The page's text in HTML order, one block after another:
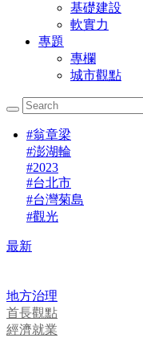
基礎建設
軟實力
專題
專欄
城市觀點
#翁章梁
#澎湖輪
#2023
#台北市
#台灣菊島
#觀光
最新
地方治理
首長觀點
經濟就業